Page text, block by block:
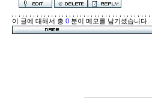
이 글에 대해서 총 0 분이 메모를 남기셨습니다.